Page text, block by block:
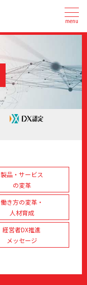
menu
製品・サービス
の変革
働き方の変革・
人材育成
経営者DX推進
メッセージ